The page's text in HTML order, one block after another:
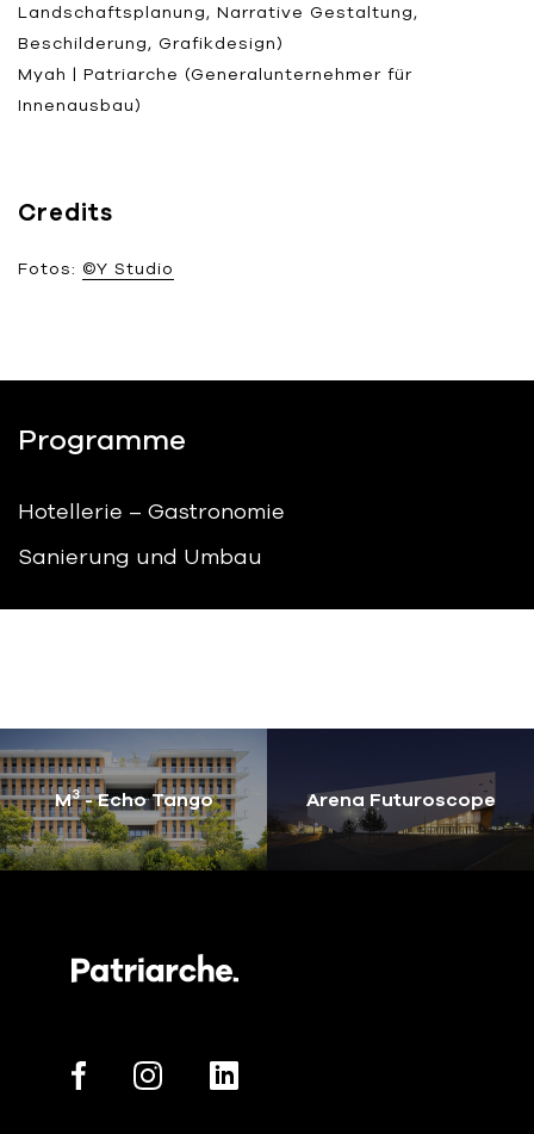
Landschaftsplanung, Narrative Gestaltung,
Beschilderung, Grafikdesign)
Myah | Patriarche (Generalunternehmer für
Innenausbau)
Credits
Fotos: ©Y Studio
Programme
Hotellerie – Gastronomie
Sanierung und Umbau
M3- Echo Tango Arena Futuroscope